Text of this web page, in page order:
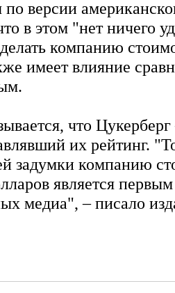
по версии
в этом "нет ничего
компанию
имеет влияние
что
их рейтинг.
задумки компанию
является
медиа", – писало